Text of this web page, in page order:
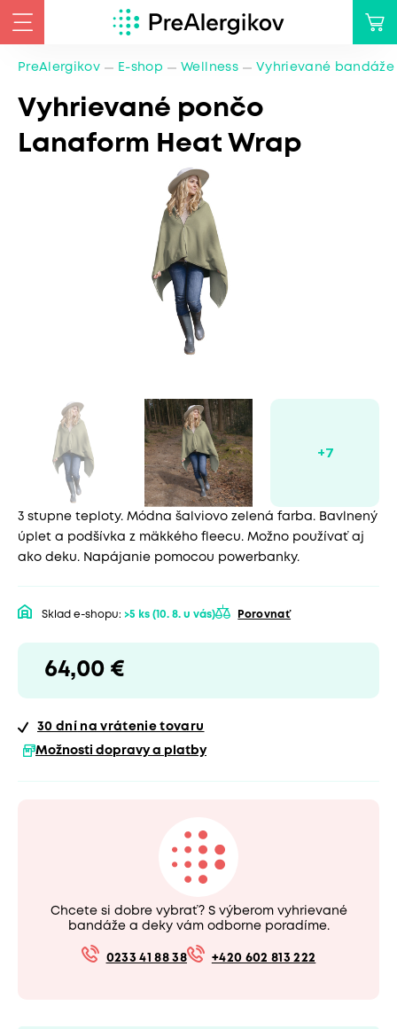
PreAlergikov E-shop Wellness Vyhrievané bandáže
Vyhrievané pončo
Lanaform Heat Wrap
3 stupne teploty. Módna šalviovo zelená farba. Bavlnený
úplet a podšívka z mäkkého fleecu. Možno používať aj
ako deku. Napájanie pomocou powerbanky.
Sklad e-shopu: >5 ks (10. 8. u vás) Porovnať
64,00 €
30 dní na vrátenie tovaru
Možnosti dopravy a platby
Chcete si dobre vybrať? S výberom vyhrievané
bandáže a deky vám odborne poradíme.
0233 41 88 38 +420 602 813 222